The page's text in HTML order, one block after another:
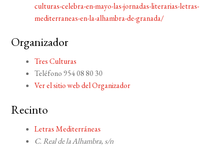
culturas-celebra-en-mayo-las-jornadas-literarias-letras-
mediterraneas-en-la-alhambra-de-granada/
Organizador
Tres Culturas
Teléfono 954 08 80 30
Ver el sitio web del Organizador
Recinto
Letras Mediterráneas
C. Real de la Alhambra, s/n